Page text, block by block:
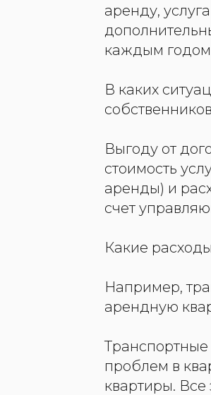
аренду,
каждым
В каких
Выгоду от
стоимость
аренды) и
счет
Какие
Например,
арендную
проблем в
квартиры.